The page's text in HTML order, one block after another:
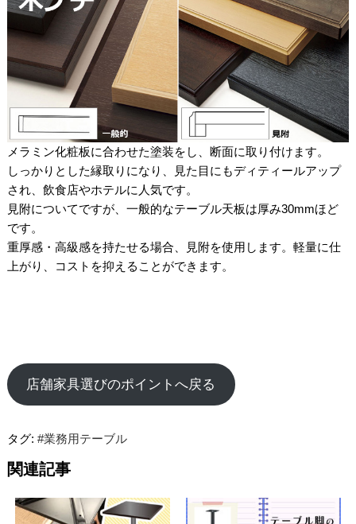
メラミン化粧板に合わせた塗装をし、断面に取り付けます。
しっかりとした縁取りになり、見た目にもディティールアップ
され、飲食店やホテルに人気です。
見附についてですが、一般的なテーブル天板は厚み30mmほど
です。
重厚感・高級感を持たせる場合、見附を使用します。軽量に仕
上がり、コストを抑えることができます。
店舗家具選びのポイントへ戻る
タグ: #業務用テーブル
関連記事